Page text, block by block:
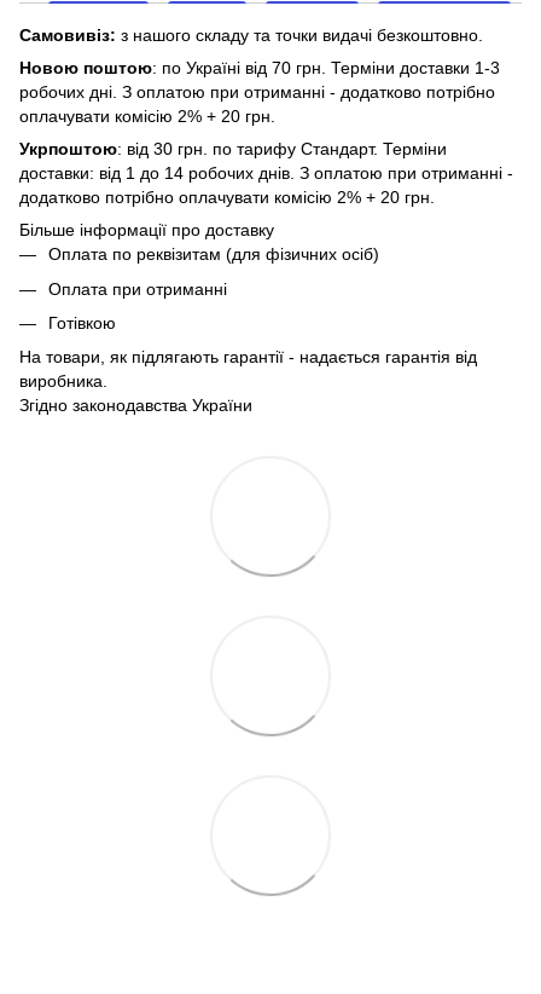
Самовивіз: з нашого складу та точки видачі безкоштовно.
Новою поштою: по Україні від 70 грн. Терміни доставки 1-3
робочих дні. З оплатою при отриманні - додатково потрібно
оплачувати комісію 2% + 20 грн.
Укрпоштою: від 30 грн. по тарифу Стандарт. Терміни
доставки: від 1 до 14 робочих днів. З оплатою при отриманні -
додатково потрібно оплачувати комісію 2% + 20 грн.
Більше інформації про доставку
Оплата по реквізитам (для фізичних осіб)
Оплата при отриманні
Готівкою
На товари, як підлягають гарантії - надається гарантія від
виробника.
Згідно законодавства України